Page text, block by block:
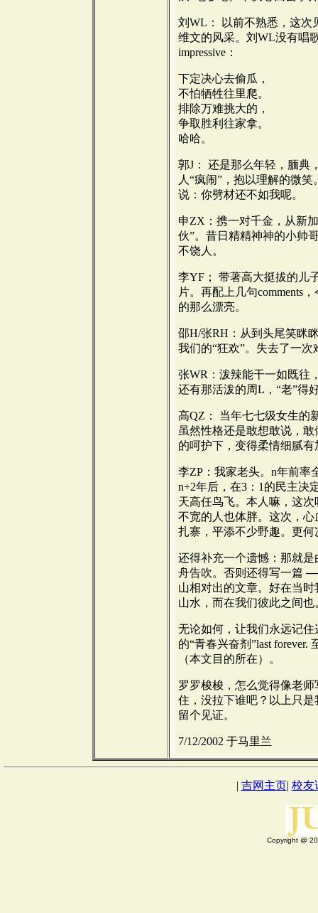
刘WL： 以前不熟悉，这次
维文的风采。刘WL没有唱
impressive：
下定决心去偷瓜，
不怕牺牲往里爬。
排除万难挑大的，
争取胜利往家拿。
哈哈。
郭J： 还是那么年轻，腼典
人“疯闹”，抱以理解的微
说：你劈材还不如我呢。
申ZX：携一对千金，从新
伙”。昔日精精神神的小帅
不饶人。
李YF； 带著高大挺拔的儿
片。再配上几句comments
的那么漂亮。
邵H/张RH：从到头尾笑眯
我们的“狂欢”。失去了一
张WR：泼辣能干一如既往
还有那活泼的周L，“老”得
高QZ： 当年七七级女生的
虽然性格还是敢想敢说，
的呵护下，变得柔情细腻
李ZP：我家老头。n年前率
n+2年后，在3：1的民主决
天高任鸟飞。本人嘛，这次
不宽的人也体胖。这次，心
扎寨，平添不少野趣。更
还得补充一个遗憾：那就
舟告吹。否则还得写一篇
山相对出的文章。好在当
山水，而在我们彼此之间也
无论如何，让我们永远记
的“青春兴奋剂”last
（本文目的所在）。
罗罗梭梭，怎么觉得像老
住，没拉下谁吧？以上只
留个见证。
7/12/2002 于马里兰
| 吉网主页| 校友
Copyright @